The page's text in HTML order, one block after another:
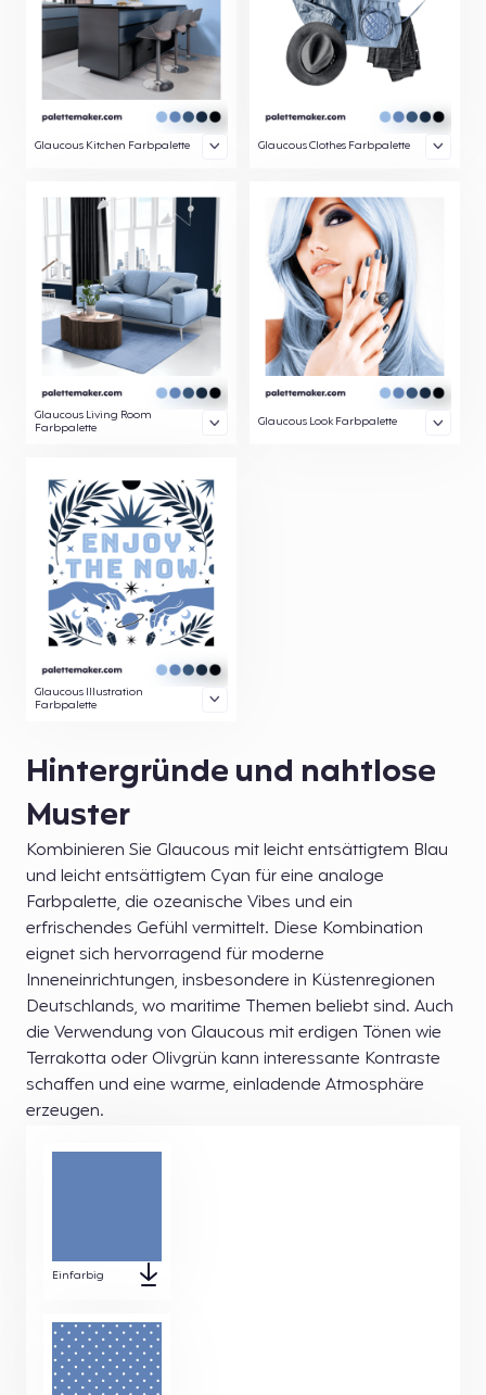
Glaucous Kitchen Farbpalette Glaucous Clothes Farbpalette
Glaucous Living Room
Farbpalette
Glaucous Look Farbpalette
Glaucous Illustration
Farbpalette
Hintergründe und nahtlose
Muster
Kombinieren Sie Glaucous mit leicht entsättigtem Blau
und leicht entsättigtem Cyan für eine analoge
Farbpalette, die ozeanische Vibes und ein
erfrischendes Gefühl vermittelt. Diese Kombination
eignet sich hervorragend für moderne
Inneneinrichtungen, insbesondere in Küstenregionen
Deutschlands, wo maritime Themen beliebt sind. Auch
die Verwendung von Glaucous mit erdigen Tönen wie
Terrakotta oder Olivgrün kann interessante Kontraste
schaffen und eine warme, einladende Atmosphäre
erzeugen.
Einfarbig